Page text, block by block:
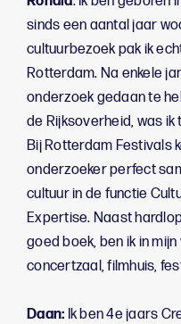
sinds een aantal jaar
cultuurbezoek pak ik
Rotterdam. Na enkele
onderzoek gedaan te
de Rijksoverheid, was
Bij Rotterdam Festivals
onderzoeker perfect
cultuur in de functie
Expertise. Naast
goed boek, ben ik in
concertzaal, filmhuis,
Daan: Ik ben 4e jaars